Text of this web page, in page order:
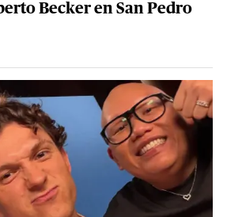
Becker en San Pedro